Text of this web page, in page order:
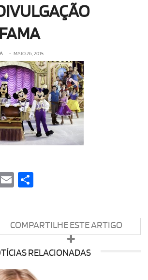
• MAIO 26, 2015
Email
COMPARTILHE ESTE ARTIGO
RELACIONADAS